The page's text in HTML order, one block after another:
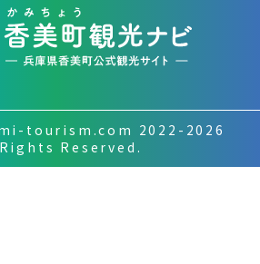
tourism.com 2022-2026
Reserved.